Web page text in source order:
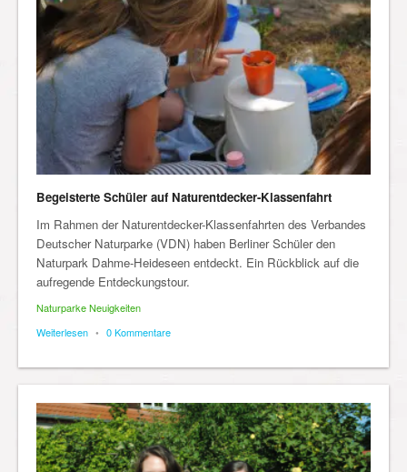
Begeisterte Schüler auf Naturentdecker-Klassenfahrt
Im Rahmen der Naturentdecker-Klassenfahrten des Verbandes
Deutscher Naturparke (VDN) haben Berliner Schüler den
Naturpark Dahme-Heideseen entdeckt. Ein Rückblick auf die
aufregende Entdeckungstour.
Naturparke Neuigkeiten
Weiterlesen • 0 Kommentare